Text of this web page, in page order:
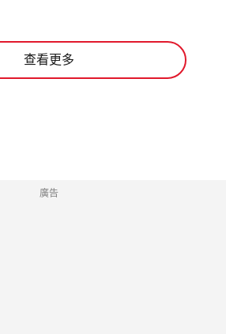
查看更多
廣告